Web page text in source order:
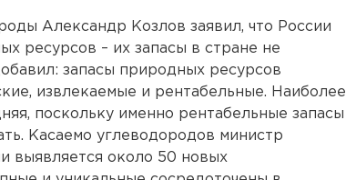
Александр Козлов заявил, что России
ресурсов – их запасы в стране не
запасы природных ресурсов
извлекаемые и рентабельные. Наиболее
поскольку именно рентабельные запасы
Касаемо углеводородов министр
выявляется около 50 новых